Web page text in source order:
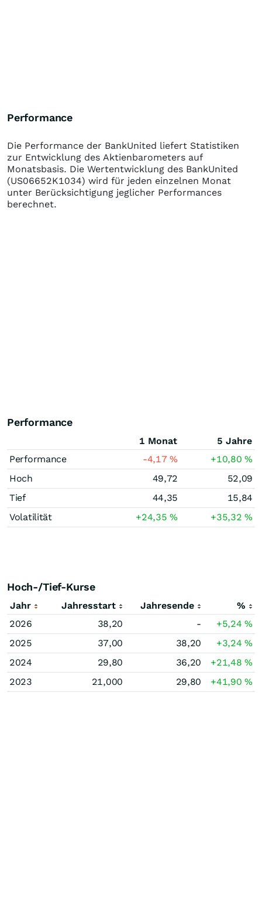
Performance
Die Performance der BankUnited liefert Statistiken
zur Entwicklung des Aktienbarometers auf
Monatsbasis. Die Wertentwicklung des BankUnited
(US06652K1034) wird für jeden einzelnen Monat
unter Berücksichtigung jeglicher Performances
berechnet.
Performance
1 Monat
5 Jahre
Performance
-4,17% +10,80%
Hoch
49,72
52,09
Tief
44,35
15,84
Volatilität
+24,35% +35,32%
Hoch-/Tief-Kurse
Jahr Jahresstart Jahresende
%
2026
38,20 - +5,24%
2025
37,00 38,20 +3,24%
2024
29,80 36,20 +21,48%
2023
21,000 29,80 +41,90%